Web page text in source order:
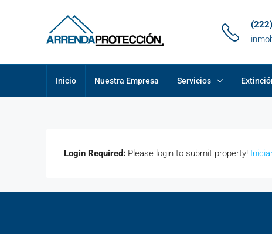
Inicio Nuestra Empresa Servicios
Login Required: Please login to submit property!